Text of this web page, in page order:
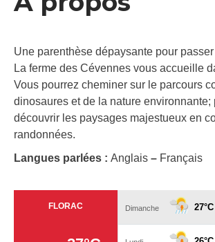
Une parenthèse dépaysante pour
La ferme des Cévennes vous accueille
Vous pourrez cheminer sur le parcours
dinosaures et de la nature
découvrir les paysages majestueux en
randonnées.
Langues parlées : Anglais – Français